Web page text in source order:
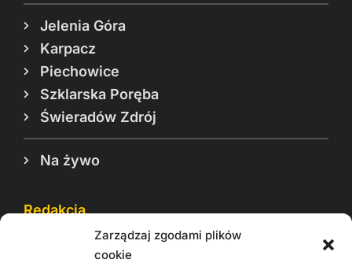
Zarządzaj zgodami plików
cookie
Jelenia Góra
Karpacz
Piechowice
Szklarska Poręba
Świeradów Zdrój
Na żywo
Redakcja
Reklama